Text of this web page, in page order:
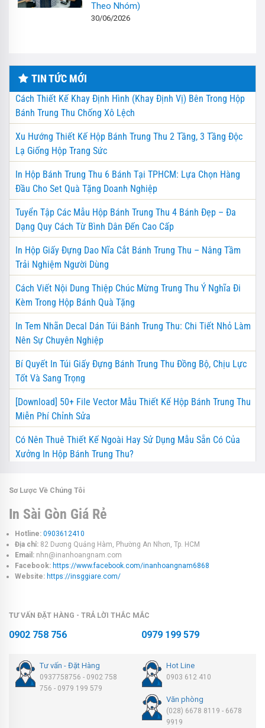
Theo Nhóm)
30/06/2026
TIN TỨC MỚI
Cách Thiết Kế Khay Định Hình (Khay Định Vị) Bên Trong Hộp
Bánh Trung Thu Chống Xô Lệch
Xu Hướng Thiết Kế Hộp Bánh Trung Thu 2 Tầng, 3 Tầng Độc
Lạ Giống Hộp Trang Sức
In Hộp Bánh Trung Thu 6 Bánh Tại TPHCM: Lựa Chọn Hàng
Đầu Cho Set Quà Tặng Doanh Nghiệp
Tuyển Tập Các Mẫu Hộp Bánh Trung Thu 4 Bánh Đẹp – Đa
Dạng Quy Cách Từ Bình Dân Đến Cao Cấp
In Hộp Giấy Đựng Dao Nĩa Cắt Bánh Trung Thu – Nâng Tầm
Trải Nghiệm Người Dùng
Cách Viết Nội Dung Thiệp Chúc Mừng Trung Thu Ý Nghĩa Đi
Kèm Trong Hộp Bánh Quà Tặng
In Tem Nhãn Decal Dán Túi Bánh Trung Thu: Chi Tiết Nhỏ Làm
Nên Sự Chuyên Nghiệp
Bí Quyết In Túi Giấy Đựng Bánh Trung Thu Đồng Bộ, Chịu Lực
Tốt Và Sang Trọng
[Download] 50+ File Vector Mẫu Thiết Kế Hộp Bánh Trung Thu
Miễn Phí Chỉnh Sửa
Có Nên Thuê Thiết Kế Ngoài Hay Sử Dụng Mẫu Sẵn Có Của
Xưởng In Hộp Bánh Trung Thu?
Sơ Lược Về Chúng Tôi
In Sài Gòn Giá Rẻ
Hotline: 0903612410
Địa chỉ: 82 Dương Quảng Hàm, Phường An Nhơn, Tp. HCM
Email: nhn@inanhoangnam.com
Facebook: https://www.facebook.com/inanhoangnam6868
Website: https://insggiare.com/
TƯ VẤN ĐẶT HÀNG - TRẢ LỜI THẮC MẮC
0902 758 756 0979 199 579
Tư vấn - Đặt Hàng
0937758756 - 0902 758
756 - 0979 199 579
Hot Line
0903 612 410
Văn phòng
(028) 6678 8119 - 6678
9919